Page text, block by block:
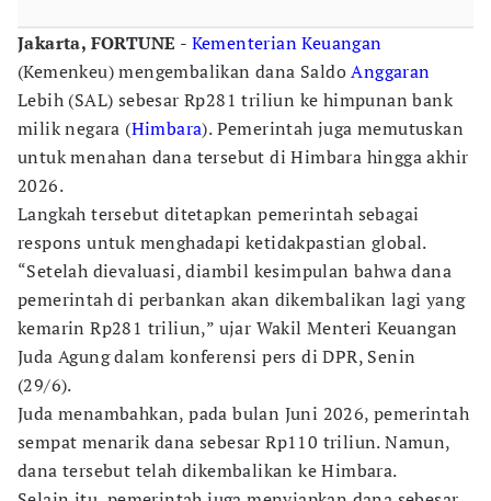
Jakarta, FORTUNE - Kementerian Keuangan
(Kemenkeu) mengembalikan dana SaldoAnggaran
Lebih (SAL) sebesar Rp281 triliun ke himpunan bank
milik negara (Himbara). Pemerintah juga memutuskan
untuk menahan dana tersebut di Himbara hingga akhir
2026.
Langkah tersebut ditetapkan pemerintah sebagai
respons untuk menghadapi ketidakpastian global.
“Setelah dievaluasi, diambil kesimpulan bahwa dana
pemerintah di perbankan akan dikembalikan lagi yang
kemarin Rp281 triliun,” ujar Wakil Menteri Keuangan
Juda Agung dalam konferensi pers di DPR, Senin
(29/6).
Juda menambahkan, pada bulan Juni 2026, pemerintah
sempat menarik dana sebesar Rp110 triliun. Namun,
dana tersebut telah dikembalikan ke Himbara.